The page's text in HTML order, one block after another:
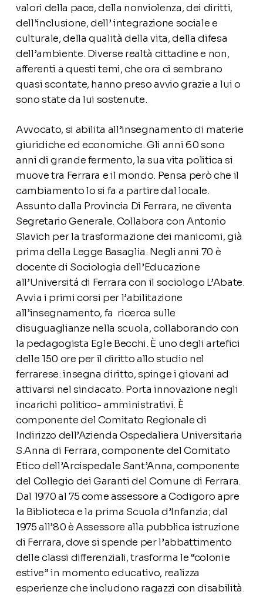
valori della pace, della nonviolenza, dei diritti,
dell’inclusione, dell’ integrazione sociale e
culturale, della qualità della vita, della difesa
dell’ambiente. Diverse realtà cittadine e non,
afferenti a questi temi, che ora ci sembrano
quasi scontate, hanno preso avvio grazie a lui o
sono state da lui sostenute.
Avvocato, si abilita all’insegnamento di materie
giuridiche ed economiche. Gli anni 60 sono
anni di grande fermento, la sua vita politica si
muove tra Ferrara e il mondo. Pensa però che il
cambiamento lo si fa a partire dal locale.
Assunto dalla Provincia Di Ferrara, ne diventa
Segretario Generale. Collabora con Antonio
Slavich per la trasformazione dei manicomi, già
prima della Legge Basaglia. Negli anni 70 è
docente di Sociologia dell’Educazione
all’Universitá di Ferrara con il sociologo L’Abate.
Avvia i primi corsi per l’abilitazione
all’insegnamento, fa ricerca sulle
disuguaglianze nella scuola, collaborando con
la pedagogista Egle Becchi. È uno degli artefici
delle 150 ore per il diritto allo studio nel
ferrarese: insegna diritto, spinge i giovani ad
attivarsi nel sindacato. Porta innovazione negli
incarichi politico- amministrativi. È
componente del Comitato Regionale di
Indirizzo dell’Azienda Ospedaliera Universitaria
S.Anna di Ferrara, componente del Comitato
Etico dell’Arcispedale Sant’Anna, componente
del Collegio dei Garanti del Comune di Ferrara.
Dal 1970 al 75 come assessore a Codigoro apre
la Biblioteca e la prima Scuola d’Infanzia; dal
1975 all’80 è Assessore alla pubblica istruzione
di Ferrara, dove si spende per l’abbattimento
delle classi differenziali, trasforma le “colonie
estive” in momento educativo, realizza
esperienze che includono ragazzi con disabilità.